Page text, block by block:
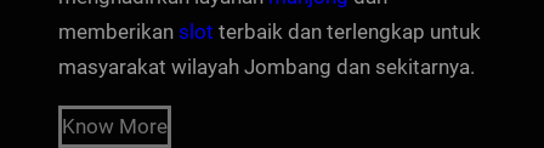
memberikan slot terbaik dan terlengkap untuk
masyarakat wilayah Jombang dan sekitarnya.
Know More